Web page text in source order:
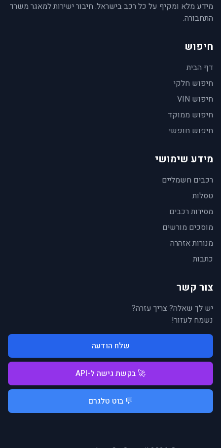
מידע מלא ומקיף על כל רכב בישראל. חיבור ישירות למאגר משרד
התחבורה.
חיפוש
דף הבית
חיפוש חלקי
חיפוש VIN
חיפוש ממוקד
חיפוש חופשי
מידע שימושי
רכבים חשמליים
טסלות
מסירות רכבים
מוסכים מורשים
מנורות אזהרה
כתבות
צור קשר
יש לך שאלה? צריך עזרה?
נשמח לעזור!
שלח הודעה
🚀 בקשת גישה ל-API
💬 בוט טלגרם